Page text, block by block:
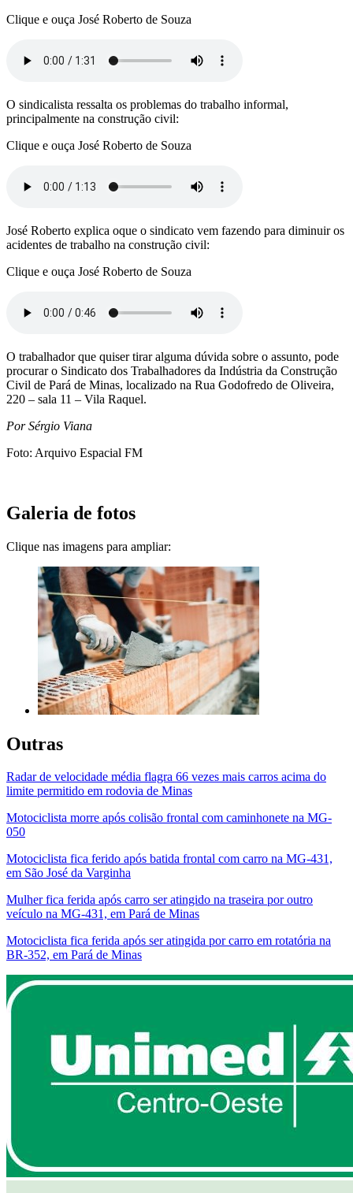
Clique e ouça José Roberto de Souza
O sindicalista ressalta os problemas do trabalho informal,
principalmente na construção civil:
Clique e ouça José Roberto de Souza
José Roberto explica oque o sindicato vem fazendo para diminuir os
acidentes de trabalho na construção civil:
Clique e ouça José Roberto de Souza
O trabalhador que quiser tirar alguma dúvida sobre o assunto, pode
procurar o Sindicato dos Trabalhadores da Indústria da Construção
Civil de Pará de Minas, localizado na Rua Godofredo de Oliveira,
220 – sala 11 – Vila Raquel.
Por Sérgio Viana
Foto: Arquivo Espacial FM
Galeria de fotos
Clique nas imagens para ampliar:
Outras
Radar de velocidade média flagra 66 vezes mais carros acima do
limite permitido em rodovia de Minas
Motociclista morre após colisão frontal com caminhonete na MG-
050
Motociclista fica ferido após batida frontal com carro na MG-431,
em São José da Varginha
Mulher fica ferida após carro ser atingido na traseira por outro
veículo na MG-431, em Pará de Minas
Motociclista fica ferida após ser atingida por carro em rotatória na
BR-352, em Pará de Minas